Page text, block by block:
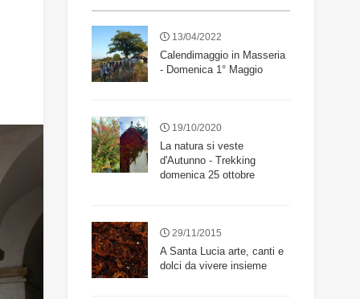
13/04/2022
Calendimaggio in Masseria
- Domenica 1° Maggio
19/10/2020
La natura si veste
d'Autunno - Trekking
domenica 25 ottobre
29/11/2015
A Santa Lucia arte, canti e
dolci da vivere insieme